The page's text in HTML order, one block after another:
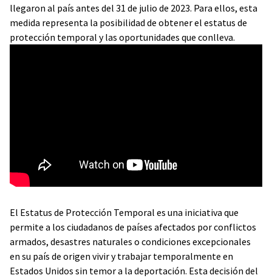
llegaron al país antes del 31 de julio de 2023. Para ellos, esta
medida representa la posibilidad de obtener el estatus de
protección temporal y las oportunidades que conlleva.
El Estatus de Protección Temporal es una iniciativa que
permite a los ciudadanos de países afectados por conflictos
armados, desastres naturales o condiciones excepcionales
en su país de origen vivir y trabajar temporalmente en
Estados Unidos sin temor a la deportación. Esta decisión del